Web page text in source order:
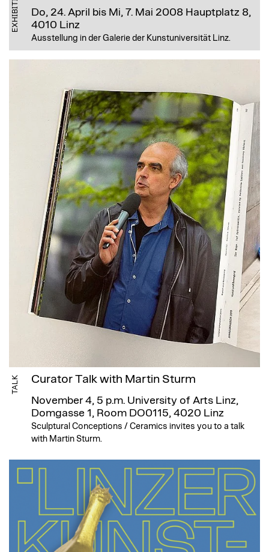
EXHIBITION Do, 24. April bis Mi, 7. Mai 2008 Hauptplatz 8,
4010 Linz
Ausstellung in der Galerie der Kunstuniversität Linz.
TALK Curator Talk with Martin Sturm
November 4, 5 p.m. University of Arts Linz,
Domgasse 1, Room DO0115, 4020 Linz
Sculptural Conceptions / Ceramics invites you to a talk
with Martin Sturm.